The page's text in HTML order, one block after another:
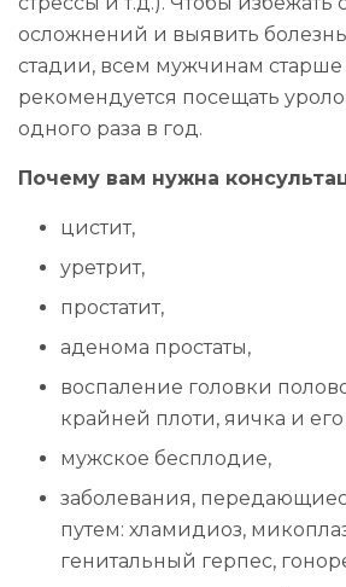
осложнений и выявить
стадии, всем мужчинам старше
рекомендуется посещать
одного раза в год.
Почему вам нужна
цистит,
уретрит,
простатит,
аденома простаты,
воспаление головки
крайней плоти, яичка и
мужское бесплодие,
заболевания,
путем: хламидиоз,
генитальный герпес,